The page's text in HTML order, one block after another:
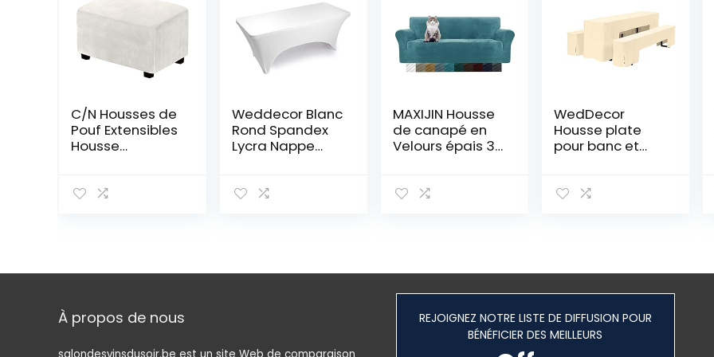
C/N Housses de
Pouf Extensibles
Housse
de Repose-
Ivoire
Weddecor Blanc
Rond Spandex
Lycra Nappe
Mariage, Noël,
Rectangle, 6ft
MAXIJIN Housse
de canapé en
Velours épais 3
Super Extensible
Protector
Housse de
Peluche (3
Places, Bleu
WedDecor
Housse plate
pour banc et
housse en
À propos de nous
REJOIGNEZ NOTRE LISTE DE DIFFUSION POUR
BÉNÉFICIER DES MEILLEURS